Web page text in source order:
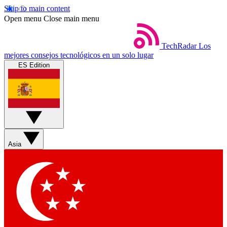
Skip to main content
Open menu Close main menu
TechRadar Los
mejores consejos tecnológicos en un solo lugar
ES Edition
Asia